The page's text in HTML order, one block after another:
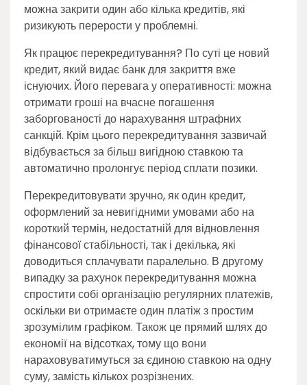
можна закрити один або кілька кредитів, які
ризикують перерости у проблемні.
Як працює перекредитування? По суті це новий
кредит, який видає банк для закриття вже
існуючих. Його перевага у оперативності: можна
отримати гроші на вчасне погашення
заборгованості до нарахування штрафних
санкцій. Крім цього перекредитування зазвичай
відбувається за більш вигідною ставкою та
автоматично пролонгує період сплати позики.
Перекредитовувати зручно, як один кредит,
оформлений за невигідними умовами або на
короткий термін, недостатній для відновлення
фінансової стабільності, так і декілька, які
доводиться сплачувати паралельно. В другому
випадку за рахунок перекредитування можна
спростити собі організацію регулярних платежів,
оскільки ви отримаєте один платіж з простим
зрозумілим графіком. Також це прямий шлях до
економії на відсотках, тому що вони
нараховуватимуться за єдиною ставкою на одну
суму, замість кількох розрізнених.